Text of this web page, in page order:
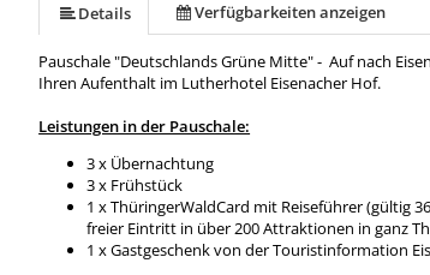
Details Verfügbarkeiten anzeigen
Pauschale "Deutschlands Grüne Mitte" - Auf nach
Ihren Aufenthalt im Lutherhotel Eisenacher Hof.
Leistungen in der Pauschale:
3 x Übernachtung
3 x Frühstück
1 x ThüringerWaldCard mit Reiseführer (gültig
freier Eintritt in über 200 Attraktionen in ganz
1 x Gastgeschenk von der Touristinformation